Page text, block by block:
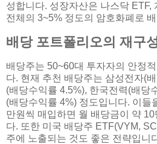
성합니다. 성장자산은 나스닥 ETF,
전체의 3~5% 정도의 암호화폐로
배당 포트폴리오의 재구
배당주는 50~60대 투자자의 안정
다. 현재 추천 배당주는 삼성전자(
(배당수익률 4.5%), 한국전력(배당
(배당수익률 4%) 정도입니다. 이들
만원씩 매입하면 월 배당금이 약 10
다. 또한 미국 배당주 ETF(VYM,
주에 노출되는 것도 좋은 전략입니